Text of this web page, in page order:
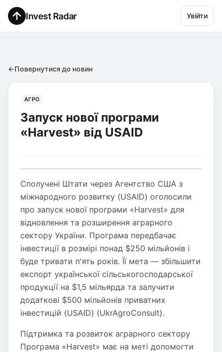
Invest Radar Увійти
←Повернутися до новин
АГРО
Запуск нової програми
«Harvest» від USAID
Сполучені Штати через Агентство США з
міжнародного розвитку (USAID) оголосили
про запуск нової програми «Harvest» для
відновлення та розширення аграрного
сектору України. Програма передбачає
інвестиції в розмірі понад $250 мільйонів і
буде тривати п'ять років. Її мета — збільшити
експорт української сільськогосподарської
продукції на $1,5 мільярда та залучити
додаткові $500 мільйонів приватних
інвестицій​ (USAID)​​ (UkrAgroConsult)​.
Підтримка та розвиток аграрного сектору
Програма «Harvest» має на меті допомогти